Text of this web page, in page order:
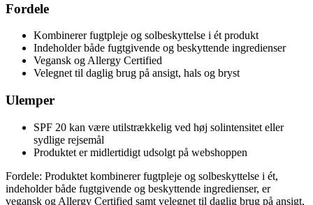
Fordele
Kombinerer fugtpleje og solbeskyttelse i ét produkt
Indeholder både fugtgivende og beskyttende ingredienser
Vegansk og Allergy Certified
Velegnet til daglig brug på ansigt, hals og bryst
Ulemper
SPF 20 kan være utilstrækkelig ved høj solintensitet eller
sydlige rejsemål
Produktet er midlertidigt udsolgt på webshoppen
Fordele: Produktet kombinerer fugtpleje og solbeskyttelse i ét,
indeholder både fugtgivende og beskyttende ingredienser, er
vegansk og Allergy Certified samt velegnet til daglig brug på ansigt,